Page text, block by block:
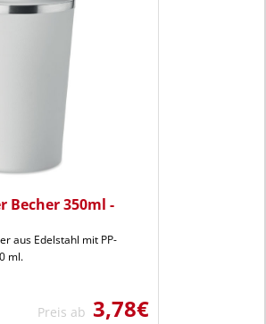
Becher 350ml -
aus Edelstahl mit PP-
ml.
Preis ab 3,78€